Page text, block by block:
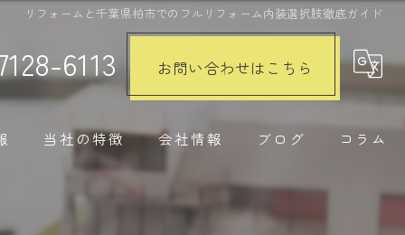
リフォームと千葉県柏市でのフルリフォーム内装選択肢徹底ガイド
6113 お問い合わせはこちら
当社の特徴 会社情報 ブログ コラム